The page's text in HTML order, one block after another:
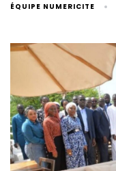
ÉQUIPE NUMERICITE